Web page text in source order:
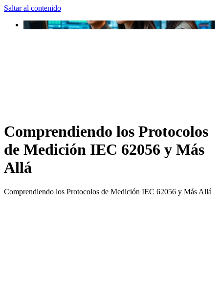
Saltar al contenido
Comprendiendo los Protocolos
de Medición IEC 62056 y Más
Allá
Comprendiendo los Protocolos de Medición IEC 62056 y Más Allá